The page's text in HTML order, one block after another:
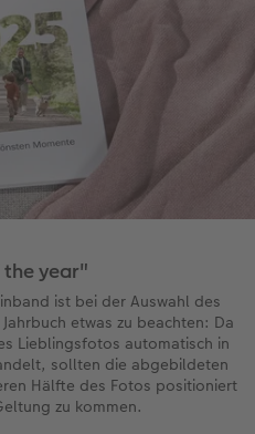
year"
ist bei der Auswahl des
etwas zu beachten: Da
Lieblingsfotos automatisch in
sollten die abgebildeten
Hälfte des Fotos positioniert
zu kommen.